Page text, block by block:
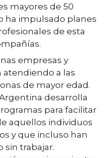
mayores de 50
ha impulsado planes
de esta
empresas y
a las
de mayor edad.
desarrolla
para facilitar
aquellos individuos
y que incluso han
sin trabajar.